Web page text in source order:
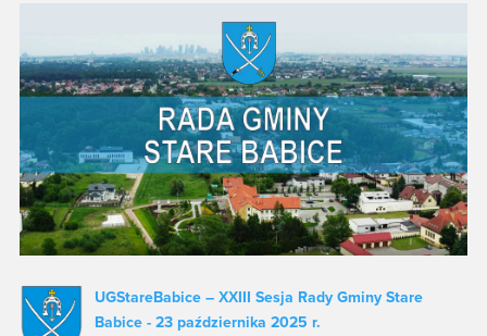
UGStareBabice – XXIII Sesja Rady Gminy Stare
Babice - 23 października 2025 r.